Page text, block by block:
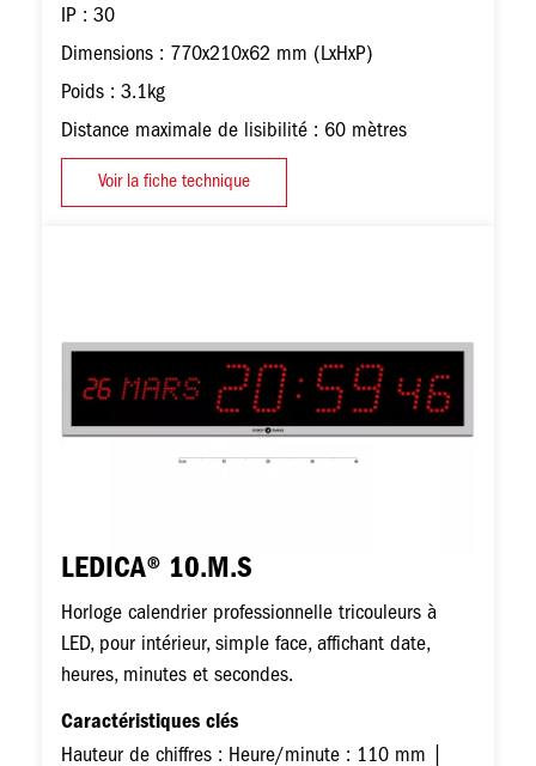
IP : 30
Dimensions : 770x210x62 mm (LxHxP)
Poids : 3.1kg
Distance maximale de lisibilité : 60 mètres
Voir la fiche technique
LEDICA® 10.M.S
Horloge calendrier professionnelle tricouleurs à
LED, pour intérieur, simple face, affichant date,
heures, minutes et secondes.
Caractéristiques clés
Hauteur de chiffres : Heure/minute : 110 mm |